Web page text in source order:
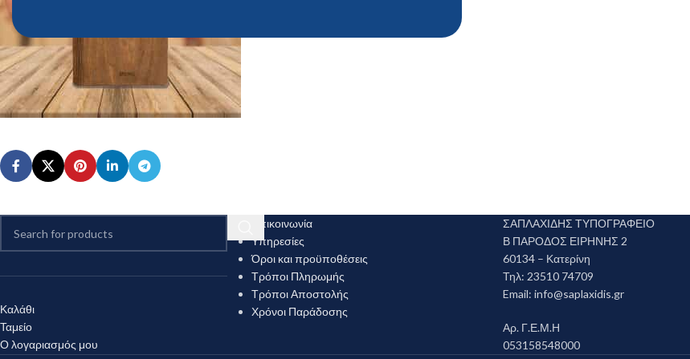
Καλάθι
Ταμείο
Ο λογαριασμός μου
Επικοινωνία
Υπηρεσίες
Όροι και προϋποθέσεις
Τρόποι Πληρωμής
Τρόποι Αποστολής
Χρόνοι Παράδοσης
ΣΑΠΛΑΧΙΔΗΣ ΤΥΠΟΓΡΑΦΕΙΟ
Β ΠΑΡΟΔΟΣ ΕΙΡΗΝΗΣ 2
60134 – Κατερίνη
Τηλ: 23510 74709
Email: info@saplaxidis.gr
Αρ. Γ.Ε.Μ.Η
053158548000